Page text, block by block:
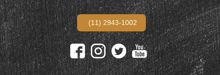
(11) 2943-1002